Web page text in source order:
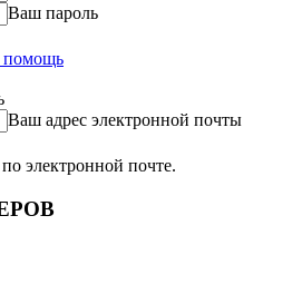
Ваш пароль
помощь
Ваш адрес электронной почты
электронной почте.